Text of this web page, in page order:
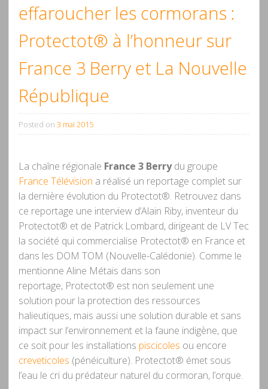
effaroucher les cormorans :
Protectot® à l’honneur sur
France 3 Berry et La Nouvelle
République
Posted on3 mai 2015
La chaîne régionale France 3 Berrydu groupe
France Télévision a réalisé un reportage complet sur
la dernière évolution du Protectot®. Retrouvez dans
ce reportage une interview d’Alain Riby, inventeur du
Protectot® et de Patrick Lombard, dirigeant de LV Tec
la société qui commercialise Protectot® en France et
dans les DOM TOM (Nouvelle-Calédonie). Comme le
mentionne Aline Métais dans son
reportage, Protectot® est non seulement une
solution pour la protection des ressources
halieutiques, mais aussi une solution durable et sans
impact sur l’environnement et la faune indigène, que
ce soit pour les installations piscicoles ou encore
creveticoles (pénéiculture). Protectot® émet sous
l’eau le cri du prédateur naturel du cormoran, l’orque.